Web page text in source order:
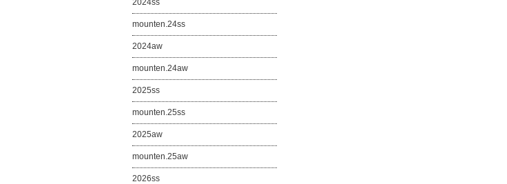
2024ss
mounten.24ss
2024aw
mounten.24aw
2025ss
mounten.25ss
2025aw
mounten.25aw
2026ss